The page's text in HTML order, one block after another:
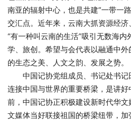
南亚的辐射中心，也是共建“一带一
交汇点。近年来，云南大抓资源经济
“有一种叫云南的生活”吸引无数海
学、旅创。希望与会代表以融通中
的生态之美、人文之韵、发展之势。
中国记协党组成员、书记处书记
连接中国与世界的重要桥梁，是讲
前，中国记协正积极建设新时代华文
文媒体当好联接祖国的桥梁纽带，